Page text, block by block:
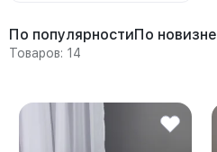
По популярностиПо новизне
Товаров: 14